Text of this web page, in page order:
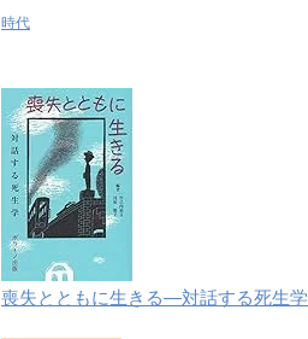
時代
喪失とともに生きる―対話する死生学